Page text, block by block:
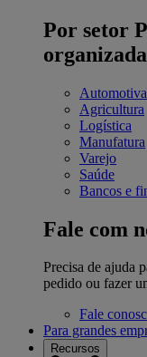
Por setor
Automotiva
Agricultura
Logística
Manufatura
Varejo
Saúde
Bancos e
Fale com
Precisa de ajuda
pedido ou fazer
Fale
Para grandes
Recursos